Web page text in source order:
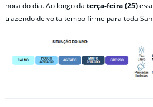
hora do dia. Ao longo da terça-feira (25)
trazendo de volta tempo firme para toda